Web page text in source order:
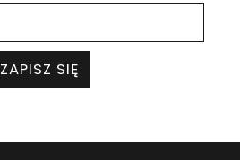
ZAPISZ SIĘ